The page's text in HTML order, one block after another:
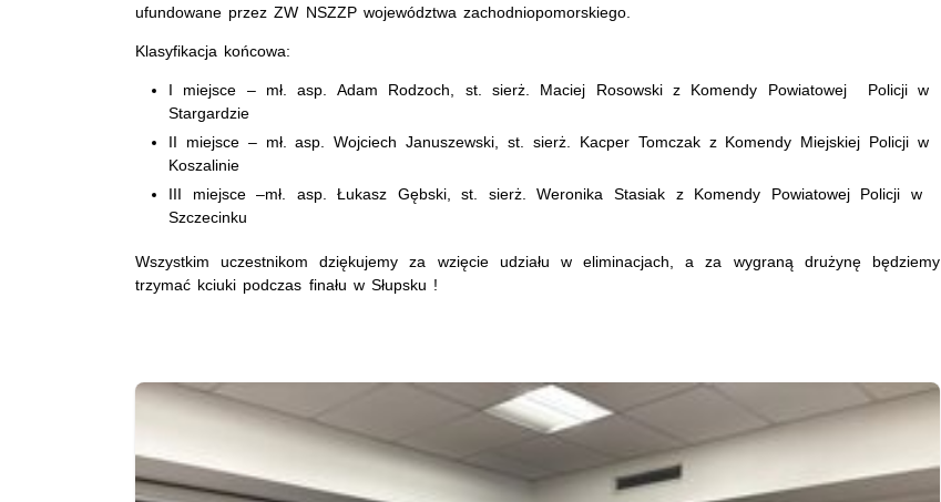
ufundowane przez ZW NSZZP województwa zachodniopomorskiego.
Klasyfikacja końcowa:
I miejsce – mł. asp. Adam Rodzoch, st. sierż. Maciej Rosowski z Komendy Powiatowej Policji w
Stargardzie
II miejsce – mł. asp. Wojciech Januszewski, st. sierż. Kacper Tomczak z Komendy Miejskiej Policji w
Koszalinie
III miejsce –mł. asp. Łukasz Gębski, st. sierż. Weronika Stasiak z Komendy Powiatowej Policji w
Szczecinku
Wszystkim uczestnikom dziękujemy za wzięcie udziału w eliminacjach, a za wygraną drużynę będziemy
trzymać kciuki podczas finału w Słupsku !